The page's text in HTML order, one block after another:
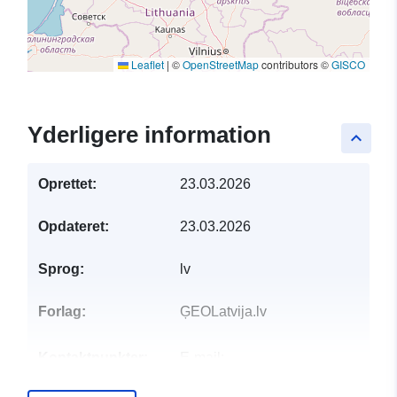
Leaflet | ©OpenStreetMapcontributors ©GISCO
keyboard_arrow_up
Yderligere information
Oprettet: 23.03.2026
Opdateret: 23.03.2026
Sprog: lv
Forlag: ĢEOLatvija.lv